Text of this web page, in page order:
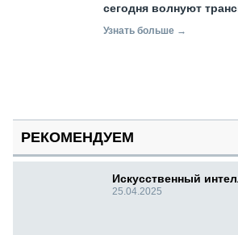
сегодня волнуют
Узнать больше →
РЕКОМЕНДУЕМ
Искусственный
25.04.2025